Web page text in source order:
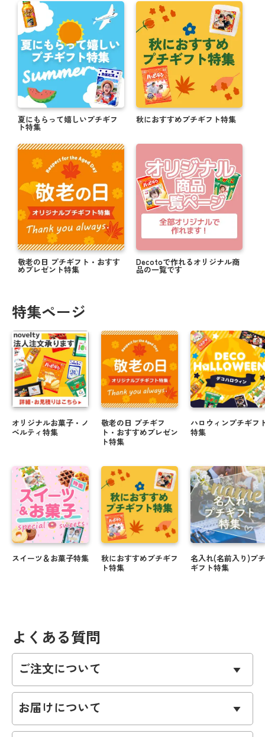
夏にもらって嬉しいプチギフ
ト特集
秋におすすめプチギフト特集
敬老の日 プチギフト・おすす
めプレゼント特集
Decotoで作れるオリジナル商
品の一覧です
特集ページ
オリジナルお菓子・ノ
ベルティ特集
スイーツ＆お菓子特集
敬老の日 プチギフ
ト・おすすめプレゼン
ト特集
秋におすすめプチギフ
ト特集
ハロウィンプチギフ
特集
名入れ(名前入り)プチ
ギフト特集
よくある質問
ご注文について
お届けについて